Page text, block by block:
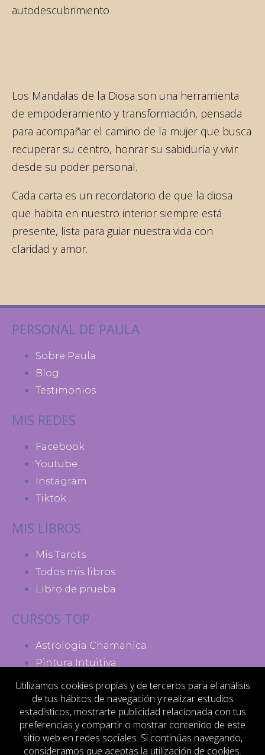
autodescubrimiento
Los Mandalas de la Diosa son una herramienta
de empoderamiento y transformación, pensada
para acompañar el camino de la mujer que busca
recuperar su centro, honrar su sabiduría y vivir
desde su poder personal.
Cada carta es un recordatorio de que la diosa
que habita en nuestro interior siempre está
presente, lista para guiar nuestra vida con
claridad y amor.
PERSONAL DE PAULA
Sobre Paula
Blog
Testimonios
MIS REDES
Facebook
Youtube
Instagram
Tiktok
MIS LIBROS
Mis Tarots
Todos mis libros
Libro de prueba
CURSOS TOP
Astrologia Chamanica
Pintura Intuitiva
Madres de Poder
MI ACTIVIDAD
Contacto
Utilizamos cookies propias y de terceros para el análisis
de tus hábitos de navegación y realizar estudios
estadísticos, mostrarte publicidad relacionada con tus
preferencias y compartir o mostrar contenido de este
sitio web en redes sociales. Si continúas navegando,
consideramos que aceptas la utilización de cookies.